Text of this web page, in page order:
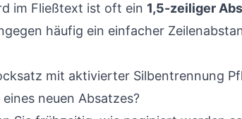
im Fließtext ist oft ein 1,5-zeiliger
häufig ein einfacher
mit aktivierter Silbentrennung
neuen Absatzes?